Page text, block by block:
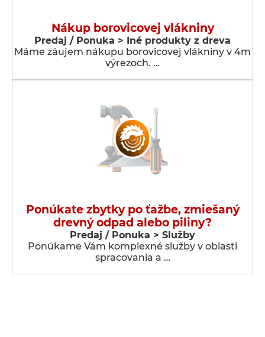
Nákup borovicovej vlákniny
Predaj / Ponuka > Iné produkty z dreva
Máme záujem nákupu borovicovej vlákniny v 4m
výrezoch. …
Ponúkate zbytky po ťažbe, zmiešaný
drevný odpad alebo piliny?
Predaj / Ponuka > Služby
Ponúkame Vám komplexné služby v oblasti
spracovania a …